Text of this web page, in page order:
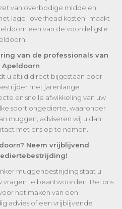
van overbodige middelen
lage “overhead kosten” maakt
een van de voordeligste
van de professionals van
u altijd direct bijgestaan door
met jarenlange
en snelle afwikkeling van uw
soort ongedierte, waaronder
muggen, adviseren wij u dan
met ons op te nemen.
Neem vrijblijvend
muggenbestrijding staat u
vragen te beantwoorden. Bel ons
het maken van een
advies of een vrijblijvende